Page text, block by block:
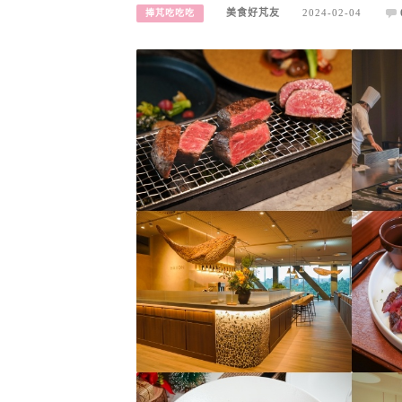
捧芃吃吃吃 美食好芃友 2024-02-04